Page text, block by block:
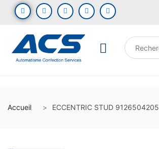
Accueil ECCENTRIC STUD 9126504205